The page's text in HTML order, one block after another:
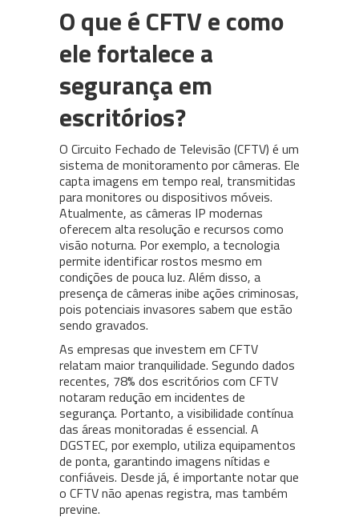
O que é CFTV e como
ele fortalece a
segurança em
escritórios?
O Circuito Fechado de Televisão (CFTV) é um
sistema de monitoramento por câmeras. Ele
capta imagens em tempo real, transmitidas
para monitores ou dispositivos móveis.
Atualmente, as câmeras IP modernas
oferecem alta resolução e recursos como
visão noturna. Por exemplo, a tecnologia
permite identificar rostos mesmo em
condições de pouca luz. Além disso, a
presença de câmeras inibe ações criminosas,
pois potenciais invasores sabem que estão
sendo gravados.
As empresas que investem em CFTV
relatam maior tranquilidade. Segundo dados
recentes, 78% dos escritórios com CFTV
notaram redução em incidentes de
segurança. Portanto, a visibilidade contínua
das áreas monitoradas é essencial. A
DGSTEC, por exemplo, utiliza equipamentos
de ponta, garantindo imagens nítidas e
confiáveis. Desde já, é importante notar que
o CFTV não apenas registra, mas também
previne.